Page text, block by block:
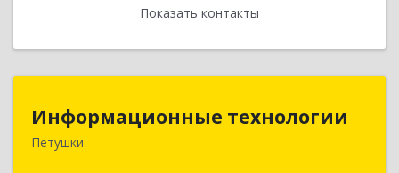
Показать контакты
Назад
Информационные технологии
Петушки
Информационные технологии